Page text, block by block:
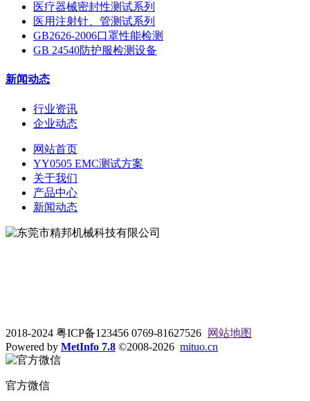
医疗器械密封性测试系列
医用注射针、管测试系列
GB2626-2006口罩性能检测
GB 24540防护服检测设备
新闻动态
行业资讯
企业动态
网站首页
YY0505 EMC测试方案
关于我们
产品中心
新闻动态
2018-2024 粤ICP备123456 0769-81627526
网站地图
Powered by MetInfo 7.8 ©2008-2026 mituo.cn
官方微信